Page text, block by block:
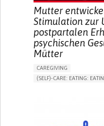
Mutter
Stimulation zur
postpartalen
psychischen
Mütter
CAREGIVING
(SELF)-CARE: EATING:
CAREGIVING SUPPORT